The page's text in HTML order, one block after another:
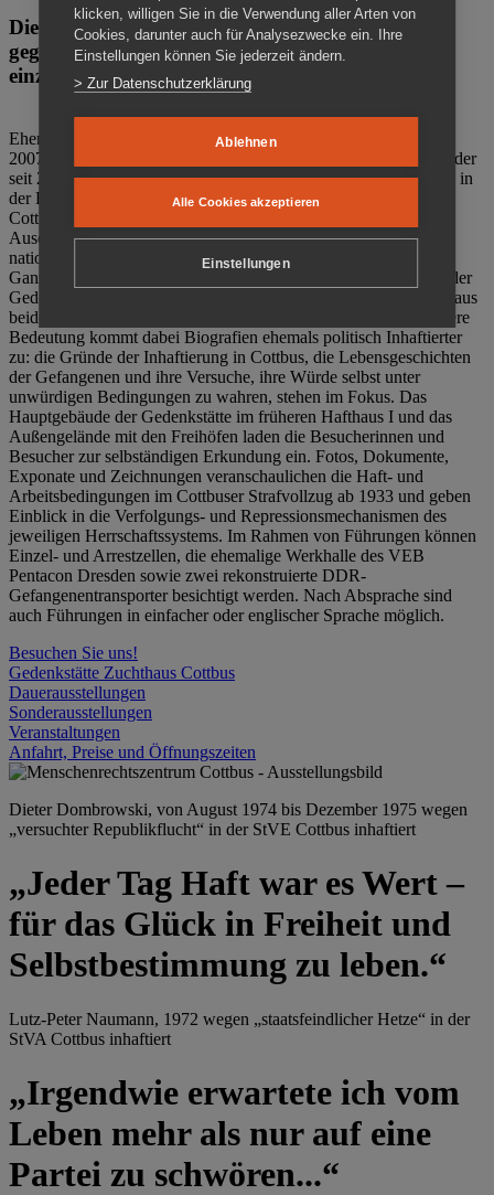
Die Gedenkstätte Zuchthaus Cottbus ist ein Ort
gegen das Vergessen. Anschaulich, nah und
einzigartig.
Ehemalige politische Häftlinge der DDR gründeten im Oktober
2007 den Verein Menschenrechtszentrum Cottbus e. V. (MRZ), der
seit 2011 Eigentümer des ehemaligen Gefängnisses (1860-2002) in
der Bautzener Straße und Träger der Gedenkstätte Zuchthaus
Cottbus ist. Im Zentrum der Arbeit der Gedenkstätte steht die
Auseinandersetzung mit politischem Unrecht während der
nationalsozialistischen Terrorherrschaft und der SED-Diktatur.
Ganzjährig zeigen mehrere Dauer- und Sonderausstellungen in der
Gedenkstätte Zuchthaus Cottbus Beispiele politischen Unrechts aus
beiden deutschen Diktaturen des 20. Jahrhunderts. Eine besondere
Bedeutung kommt dabei Biografien ehemals politisch Inhaftierter
zu: die Gründe der Inhaftierung in Cottbus, die Lebensgeschichten
der Gefangenen und ihre Versuche, ihre Würde selbst unter
unwürdigen Bedingungen zu wahren, stehen im Fokus. Das
Hauptgebäude der Gedenkstätte im früheren Hafthaus I und das
Außengelände mit den Freihöfen laden die Besucherinnen und
Besucher zur selbständigen Erkundung ein. Fotos, Dokumente,
Exponate und Zeichnungen veranschaulichen die Haft- und
Arbeitsbedingungen im Cottbuser Strafvollzug ab 1933 und geben
Einblick in die Verfolgungs- und Repressionsmechanismen des
jeweiligen Herrschaftssystems. Im Rahmen von Führungen können
Einzel- und Arrestzellen, die ehemalige Werkhalle des VEB
Pentacon Dresden sowie zwei rekonstruierte DDR-
Gefangenentransporter besichtigt werden. Nach Absprache sind
auch Führungen in einfacher oder englischer Sprache möglich.
Besuchen Sie uns!
Gedenkstätte Zuchthaus Cottbus
Dauerausstellungen
Sonderausstellungen
Veranstaltungen
Anfahrt, Preise und Öffnungszeiten
Dieter Dombrowski, von August 1974 bis Dezember 1975 wegen
„versuchter Republikflucht“ in der StVE Cottbus inhaftiert
„Jeder Tag Haft war es Wert –
für das Glück in Freiheit und
Selbstbestimmung zu leben.“
Lutz-Peter Naumann, 1972 wegen „staatsfeindlicher Hetze“ in der
StVA Cottbus inhaftiert
„Irgendwie erwartete ich vom
Leben mehr als nur auf eine
Partei zu schwören...“
klicken, willigen Sie in die Verwendung aller Arten von
Cookies, darunter auch für Analysezwecke ein. Ihre
Einstellungen können Sie jederzeit ändern.
> Zur Datenschutzerklärung
Ablehnen
Alle Cookies akzeptieren
Einstellungen